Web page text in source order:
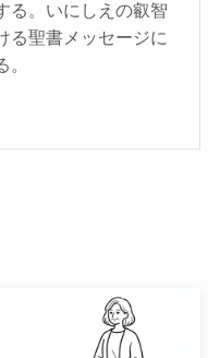
る。いにしえの叡智
る聖書メッセージに